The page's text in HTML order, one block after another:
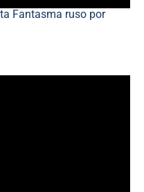
Fantasma ruso por